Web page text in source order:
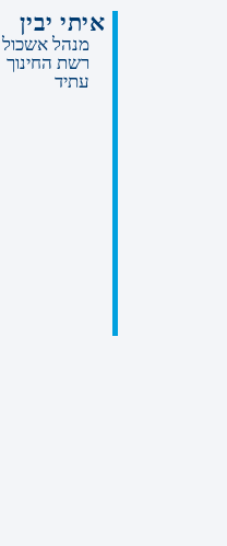
איתי יבין
מנהל אשכול
רשת החינוך
עתיד